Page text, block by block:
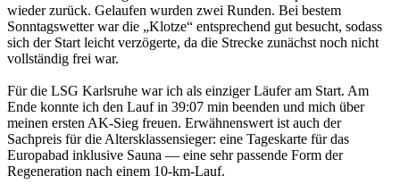
wieder zurück. Gelaufen wurden zwei Runden. Bei bestem
Sonntagswetter war die „Klotze“ entsprechend gut besucht, sodass
sich der Start leicht verzögerte, da die Strecke zunächst noch nicht
vollständig frei war.
Für die LSG Karlsruhe war ich als einziger Läufer am Start. Am
Ende konnte ich den Lauf in 39:07 min beenden und mich über
meinen ersten AK-Sieg freuen. Erwähnenswert ist auch der
Sachpreis für die Altersklassensieger: eine Tageskarte für das
Europabad inklusive Sauna — eine sehr passende Form der
Regeneration nach einem 10-km-Lauf.